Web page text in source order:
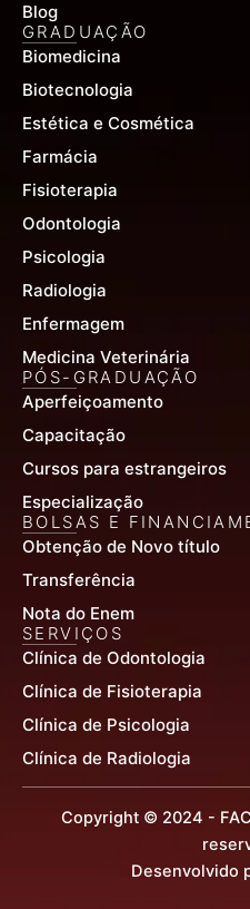
Blog
GRADUAÇÃO
Biomedicina
Biotecnologia
Estética e Cosmética
Farmácia
Fisioterapia
Odontologia
Psicologia
Radiologia
Enfermagem
Medicina Veterinária
PÓS-GRADUAÇÃO
Aperfeiçoamento
Capacitação
Cursos para estrangeiros
Especialização
BOLSAS E
Obtenção de Novo título
Transferência
Nota do Enem
SERVIÇOS
Clínica de Odontologia
Clínica de Fisioterapia
Clínica de Psicologia
Clínica de Radiologia
Copyright © 2024 -
Desenvolvido